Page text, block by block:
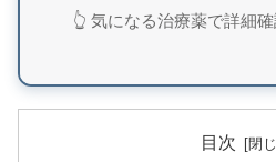
業界最安値クラスの価格設
シルデナエイト
👆 気になる治療薬で詳細
目次